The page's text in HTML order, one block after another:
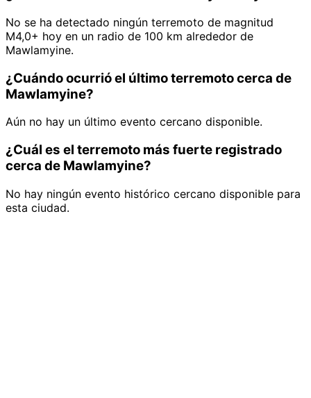
No se ha detectado ningún terremoto de magnitud
M4,0+ hoy en un radio de 100 km alrededor de
Mawlamyine.
¿Cuándo ocurrió el último terremoto cerca de
Mawlamyine?
Aún no hay un último evento cercano disponible.
¿Cuál es el terremoto más fuerte registrado
cerca de Mawlamyine?
No hay ningún evento histórico cercano disponible para
esta ciudad.